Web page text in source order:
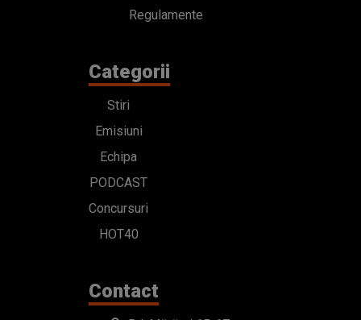
Regulamente
Categorii
Stiri
Emisiuni
Echipa
PODCAST
Concursuri
HOT40
Contact